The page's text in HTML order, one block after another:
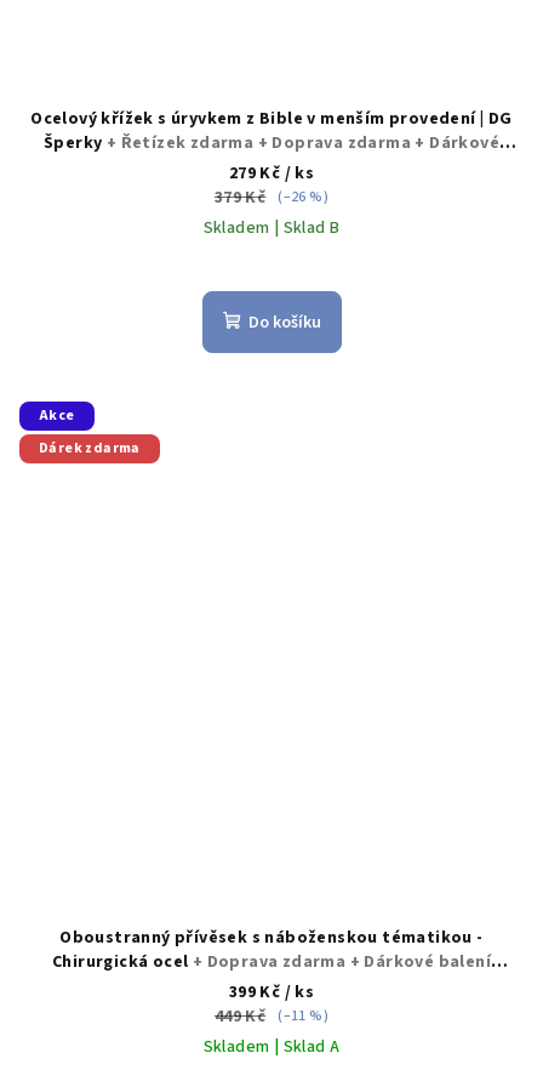
Ocelový křížek s úryvkem z Bible v menším provedení | DG
Šperky + Řetízek zdarma + Doprava zdarma + Dárkové
balení zdarma
279 Kč / ks
379 Kč (–26 %)
Skladem | Sklad B
Do košíku
Akce
Dárek zdarma
Oboustranný přívěsek s náboženskou tématikou -
Chirurgická ocel + Doprava zdarma + Dárkové balení
zdarma
399 Kč / ks
449 Kč (–11 %)
Skladem | Sklad A